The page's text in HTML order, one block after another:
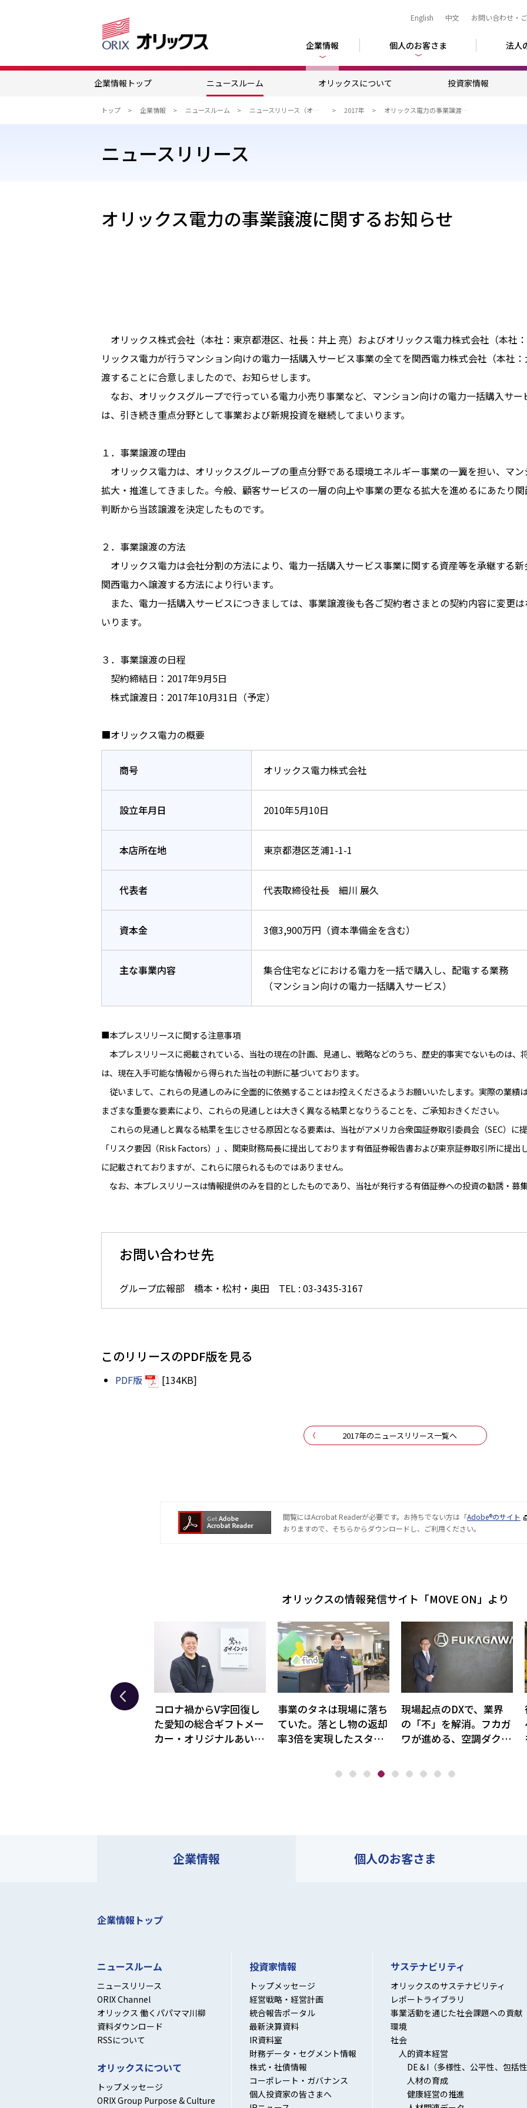
English 中文 お問い合わせ・
企業情報 個人のお客さま 法人
企業情報トップ ニュースルーム オリックスについて 投資家情報
トップ 企業情報 ニュースルーム ニュースリリース（オリックス） 2017年 オリックス電力の事業譲渡に関するお知らせ
ニュースリリース
オリックス電力の事業譲渡に関するお知らせ
オリックス株式会社（本社：東京都港区、社長：井上 亮）およびオリックス電力株式会社（本社
リックス電力が行うマンション向けの電力一括購入サービス事業の全てを関西電力株式会社（本社
渡することに合意しましたので、お知らせします。
なお、オリックスグループで行っている電力小売り事業など、マンション向けの電力一括購入サ
は、引き続き重点分野として事業および新規投資を継続してまいります。
１．事業譲渡の理由
オリックス電力は、オリックスグループの重点分野である環境エネルギー事業の一翼を担い、マ
拡大・推進してきました。今般、顧客サービスの一層の向上や事業の更なる拡大を進めるにあたり
判断から当該譲渡を決定したものです。
２．事業譲渡の方法
オリックス電力は会社分割の方法により、電力一括購入サービス事業に関する資産等を承継する
関西電力へ譲渡する方法により行います。
また、電力一括購入サービスにつきましては、事業譲渡後も各ご契約者さまとの契約内容に変更
いります。
３．事業譲渡の日程
契約締結日：2017年9月5日
株式譲渡日：2017年10月31日（予定）
■オリックス電力の概要
商号 オリックス電力株式会社
設立年月日 2010年5月10日
本店所在地 東京都港区芝浦1-1-1
代表者 代表取締役社長 細川 展久
資本金 3億3,900万円（資本準備金を含む）
主な事業内容
集合住宅などにおける電力を一括で購入し、配電する業務
（マンション向けの電力一括購入サービス）
■本プレスリリースに関する注意事項
本プレスリリースに掲載されている、当社の現在の計画、見通し、戦略などのうち、歴史的事実でないものは、
は、現在入手可能な情報から得られた当社の判断に基づいております。
従いまして、これらの見通しのみに全面的に依拠することはお控えくださるようお願いいたします。実際の業績
まざまな重要な要素により、これらの見通しとは大きく異なる結果となりうることを、ご承知おきください。
これらの見通しと異なる結果を生じさせる原因となる要素は、当社がアメリカ合衆国証券取引委員会（SEC）
「リスク要因（Risk Factors）」、関東財務局長に提出しております有価証券報告書および東京証券取引所に提出
に記載されておりますが、これらに限られるものではありません。
なお、本プレスリリースは情報提供のみを目的としたものであり、当社が発行する有価証券への投資の勧誘・募
お問い合わせ先
グループ広報部 橋本・松村・奥田 TEL : 03-3435-3167
このリリースのPDF版を見る
PDF版 [134KB]
2017年のニュースリリース一覧へ
閲覧にはAcrobat Readerが必要です。お持ちでない方は「Adobe®のサイト
おりますので、そちらからダウンロードし、ご利用ください。
オリックスの情報発信サイト「MOVE ON」より
オリックス不動産のDX
コロナ禍からV字回復し
た愛知の総合ギフトメー
カー・オリジナルあい。
事業のタネは現場に落ち
ていた。落とし物の返却
率3倍を実現したスター
現場起点のDXで、業界
の「不」を解消。フカガ
ワが進める、空調ダクト
企業情報 個人のお客さま
企業情報トップ
ニュースルーム
ニュースリリース
ORIX Channel
オリックス 働くパパママ川柳
資料ダウンロード
RSSについて
オリックスについて
トップメッセージ
ORIX Group Purpose & Culture
投資家情報
トップメッセージ
経営戦略・経営計画
統合報告ポータル
最新決算資料
IR資料室
財務データ・セグメント情報
株式・社債情報
コーポレート・ガバナンス
個人投資家の皆さまへ
サステナビリティ
オリックスのサステナビリティ
レポートライブラリ
事業活動を通じた社会課題への貢献
環境
社会
人的資本経営
DE＆I（多様性、公平性、包括
人材の育成
健康経営の推進